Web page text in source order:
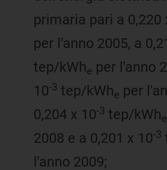
primaria pari a 0,220
per l'anno 2005, a
tep/kWhe per l'anno
10-3 tep/kWhe per
0,204 x 10-3 tep/kWhe
2008 e a 0,201 x 10-3
l'anno 2009;